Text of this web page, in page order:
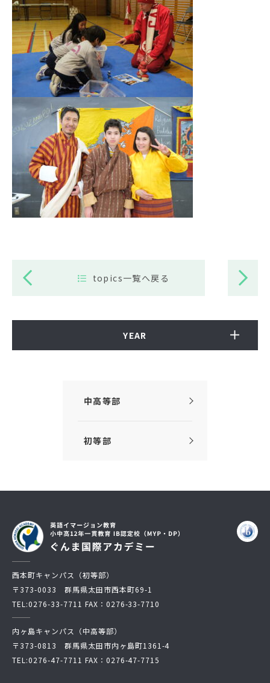
topics一覧へ戻る
YEAR
中高等部
初等部
西本町キャンパス（初等部）
〒373-0033 群馬県太田市西本町69-1
TEL:0276-33-7711 FAX：0276-33-7710
内ヶ島キャンパス（中高等部）
〒373-0813 群馬県太田市内ヶ島町1361-4
TEL:0276-47-7711 FAX：0276-47-7715